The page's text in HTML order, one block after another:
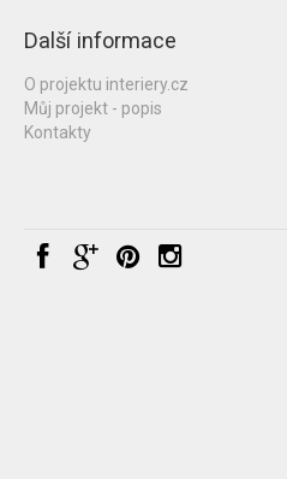
Další informace
O projektu interiery.cz
Můj projekt - popis
Kontakty